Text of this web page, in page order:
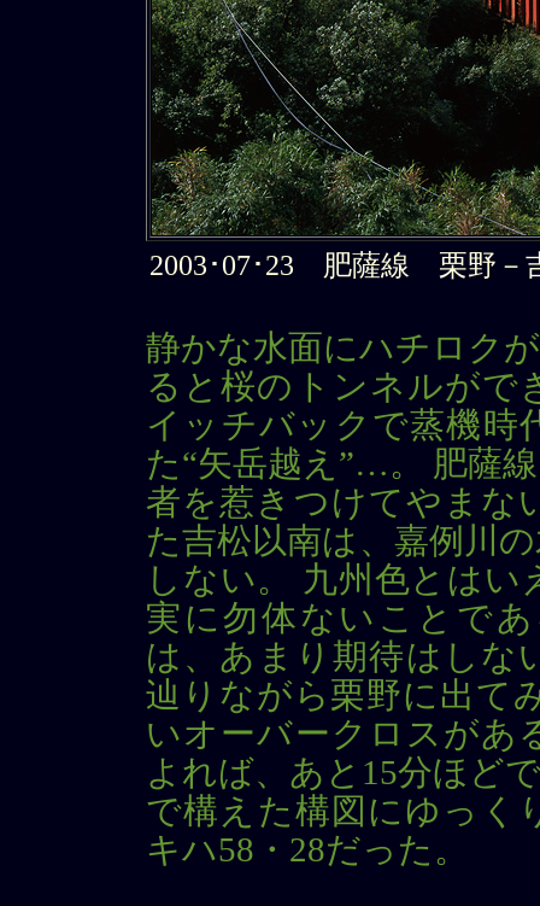
2003･07･23 肥薩線 栗野－
静かな水面にハチロク
ると桜のトンネルがで
イッチバックで蒸機時
た“矢岳越え”…。 肥薩
者を惹きつけてやまな
た吉松以南は、嘉例川
しない。 九州色とは
実に勿体ないことで
は、あまり期待はしな
辿りながら栗野に出て
いオーバークロスがあ
よれば、あと15分ほど
で構えた構図にゆっく
キハ58・28だった。